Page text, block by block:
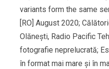
variants form the same
[RO] August 2020;
Olănești, Radio Pacific
fotografie neprelucrată;
în format mai mare și în